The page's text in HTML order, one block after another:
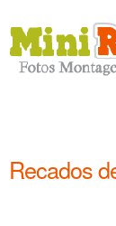
Recados